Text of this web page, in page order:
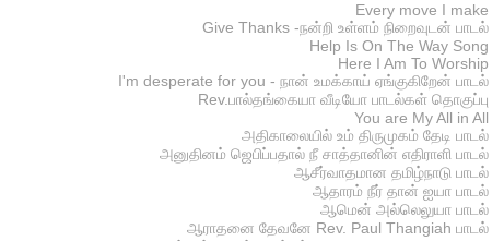
Every move I make
Give Thanks -நன்றி உள்ளம் நிறைவுடன் பாடல்
Help Is On The Way Song
Here I Am To Worship
I'm desperate for you - நான் உமக்காய் ஏங்குகிறேன் பாடல்
Rev.பால்தங்கையா வீடியோ பாடல்கள் தொகுப்பு
You are My All in All
அதிகாலையில் உம் திருமுகம் தேடி பாடல்
அனுதினம் ஜெபிப்பதால் நீ சாத்தானின் எதிராளி பாடல்
ஆசீர்வாதமான தமிழ்நாடு பாடல்
ஆதாரம் நீர் தான் ஐயா பாடல்
ஆமென் அல்லெலுயா பாடல்
ஆராதனை தேவனே Rev. Paul Thangiah பாடல்